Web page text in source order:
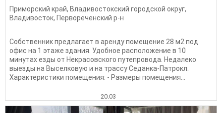
Приморский край, Владивостокский городской округ,
Владивосток, Первореченский р-н
Собственник предлагает в аренду помещение 28 м2 под
офис на 1 этаже здания. Удобное расположение в 10
минутах езды от Некрасовского путепровода. Недалеко
выезды на Выселковую и на трассу Седанка-Патрокл.
Характеристики помещения: - Размеры помещения...
20.03